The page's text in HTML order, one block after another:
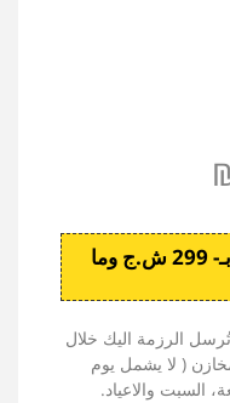
إرسالية مجانية عند الشراء بـ- 299 ش.ج وما
تُرسل الرزمة اليك خلال
( لا يشمل يوم
السبت والاعياد.